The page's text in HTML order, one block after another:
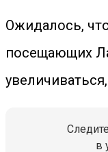
Ожидалось,
посещающих
в